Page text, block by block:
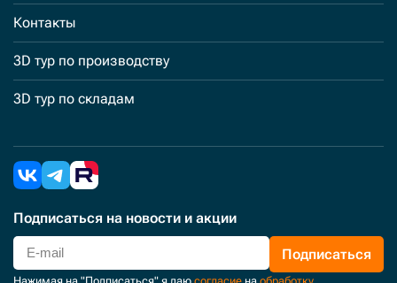
Контакты
3D тур по производству
3D тур по складам
Подписаться на новости и акции
Подписаться